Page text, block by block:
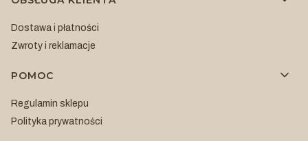
Dostawa i płatności
Zwroty i reklamacje
POMOC
Regulamin sklepu
Polityka prywatności